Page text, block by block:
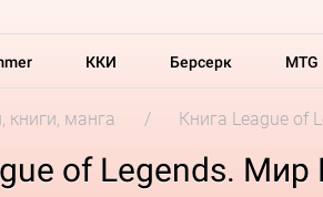
ККИ Берсерк MTG
книги, манга Книга League of
of Legends.